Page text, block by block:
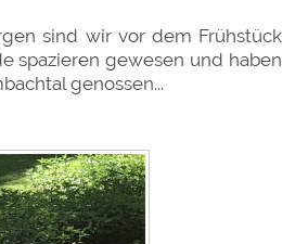
sind wir vor dem Frühstück
spazieren gewesen und haben
genossen...